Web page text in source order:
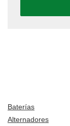
Baterías
Alternadores